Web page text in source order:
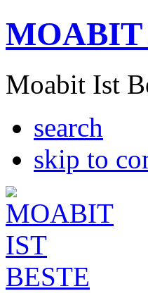
MOABIT
Moabit Ist
search
skip to